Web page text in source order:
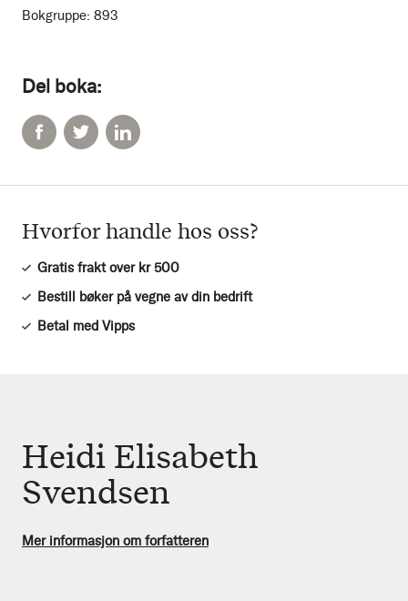
Del boka:
Bokgruppe: 893
Hvorfor handle hos oss?
Gratis frakt over kr 500
Bestill bøker på vegne av din bedrift
Betal med Vipps
Heidi Elisabeth
Svendsen
Mer informasjon om forfatteren